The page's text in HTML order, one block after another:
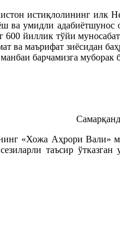
истиқлолининг илк
ва умидли
600 йиллик тўйи
ва маърифат зиёсидан
барчамизга муборак
«Хожа Аҳрори Вали»
таъсир